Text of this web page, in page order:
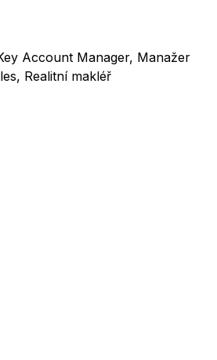
Account Manager, Manažer
Realitní makléř